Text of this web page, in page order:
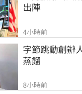
出陣
4小時前
字節跳動創辦
蒸餾
8小時前